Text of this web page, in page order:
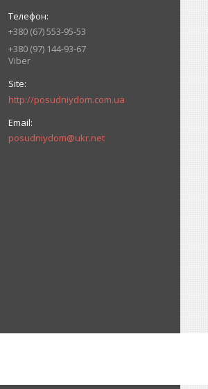
+380 (67) 553-95-53
+380 (97) 144-93-67
Viber
http://posudniydom.com.ua
posudniydom@ukr.net